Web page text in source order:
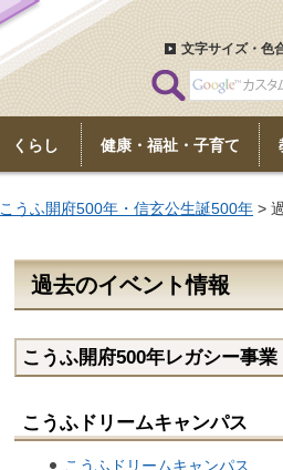
文字サイズ・色
くらし 健康・福祉・子育て
こうふ開府500年・信玄公生誕500年 >
過去のイベント情報
こうふ開府500年レガシー事業
こうふドリームキャンパス
こうふドリームキャンパス